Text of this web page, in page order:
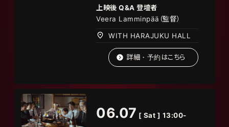
上映後 Q&A 登壇者
Veera Lamminpää （監督）
WITH HARAJUKU HALL
詳細・予約はこちら
06.07 [ Sat ] 13:00-